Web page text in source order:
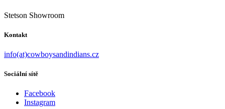
Stetson Showroom
Kontakt
info(at)cowboysandindians.cz
Sociální sítě
Facebook
Instagram